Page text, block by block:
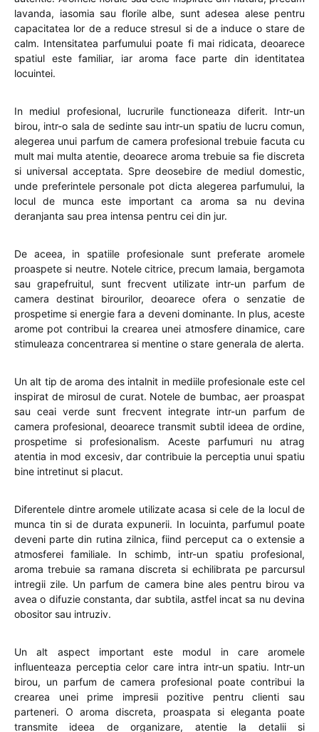
lavanda, iasomia sau florile albe, sunt adesea alese pentru
capacitatea lor de a reduce stresul si de a induce o stare de
calm. Intensitatea parfumului poate fi mai ridicata, deoarece
spatiul este familiar, iar aroma face parte din identitatea
locuintei.
In mediul profesional, lucrurile functioneaza diferit. Intr-un
birou, intr-o sala de sedinte sau intr-un spatiu de lucru comun,
alegerea unui parfum de camera profesional trebuie facuta cu
mult mai multa atentie, deoarece aroma trebuie sa fie discreta
si universal acceptata. Spre deosebire de mediul domestic,
unde preferintele personale pot dicta alegerea parfumului, la
locul de munca este important ca aroma sa nu devina
deranjanta sau prea intensa pentru cei din jur.
De aceea, in spatiile profesionale sunt preferate aromele
proaspete si neutre. Notele citrice, precum lamaia, bergamota
sau grapefruitul, sunt frecvent utilizate intr-un parfum de
camera destinat birourilor, deoarece ofera o senzatie de
prospetime si energie fara a deveni dominante. In plus, aceste
arome pot contribui la crearea unei atmosfere dinamice, care
stimuleaza concentrarea si mentine o stare generala de alerta.
Un alt tip de aroma des intalnit in mediile profesionale este cel
inspirat de mirosul de curat. Notele de bumbac, aer proaspat
sau ceai verde sunt frecvent integrate intr-un parfum de
camera profesional, deoarece transmit subtil ideea de ordine,
prospetime si profesionalism. Aceste parfumuri nu atrag
atentia in mod excesiv, dar contribuie la perceptia unui spatiu
bine intretinut si placut.
Diferentele dintre aromele utilizate acasa si cele de la locul de
munca tin si de durata expunerii. In locuinta, parfumul poate
deveni parte din rutina zilnica, fiind perceput ca o extensie a
atmosferei familiale. In schimb, intr-un spatiu profesional,
aroma trebuie sa ramana discreta si echilibrata pe parcursul
intregii zile. Un parfum de camera bine ales pentru birou va
avea o difuzie constanta, dar subtila, astfel incat sa nu devina
obositor sau intruziv.
Un alt aspect important este modul in care aromele
influenteaza perceptia celor care intra intr-un spatiu. Intr-un
birou, un parfum de camera profesional poate contribui la
crearea unei prime impresii pozitive pentru clienti sau
parteneri. O aroma discreta, proaspata si eleganta poate
transmite ideea de organizare, atentie la detalii si